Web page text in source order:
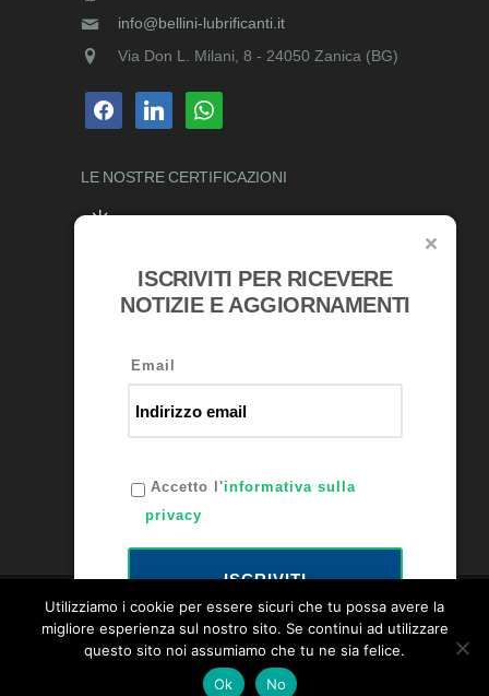
info@bellini-lubrificanti.it
Via Don L. Milani, 8 - 24050 Zanica (BG)
facebooklinkedin whatsapp
LE NOSTRECERTIFICAZIONI
RICONOSCIMENTI
Bellini Lubrificanti P.IVA: 00231120163 -
ISCRIVITI PER RICEVERE
NOTIZIE E AGGIORNAMENTI
Email
Accetto l'informativa sulla
privacy
ISCRIVITI
Utilizziamo i cookie per essere sicuri che tu possa avere la
migliore esperienza sul nostro sito. Se continui ad utilizzare
questo sito noi assumiamo che tu ne sia felice.
Ok
No